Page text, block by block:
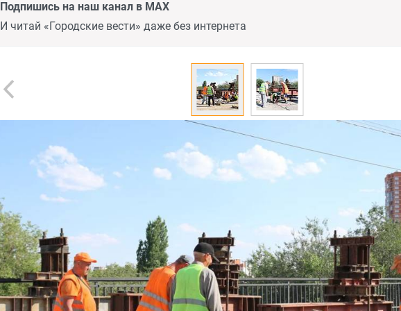
Подпишись на наш канал в MAX
И читай «Городские вести» даже без интернета